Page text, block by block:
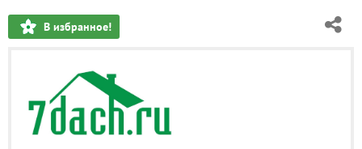
В избранное!